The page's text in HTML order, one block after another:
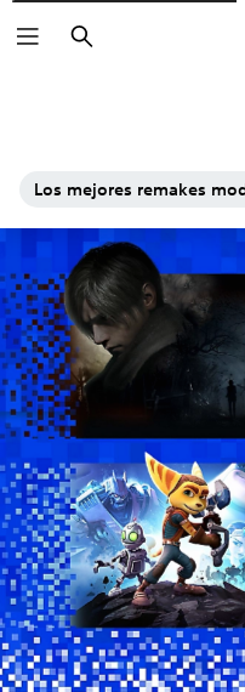
Buscar
Los mejores remakes